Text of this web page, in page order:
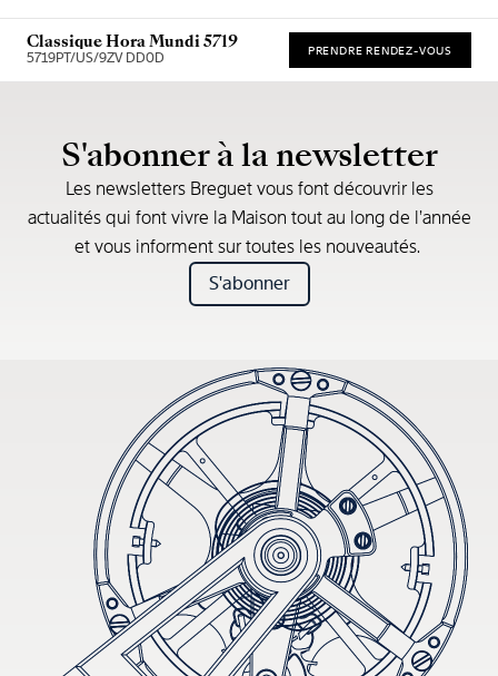
Classique Hora Mundi 5719
5719PT/US/9ZV DD0D PRENDRE RENDEZ-VOUS
S'abonner à la newsletter
Les newsletters Breguet vous font découvrir les
actualités qui font vivre la Maison tout au long de l’année
et vous informent sur toutes les nouveautés.
S'abonner